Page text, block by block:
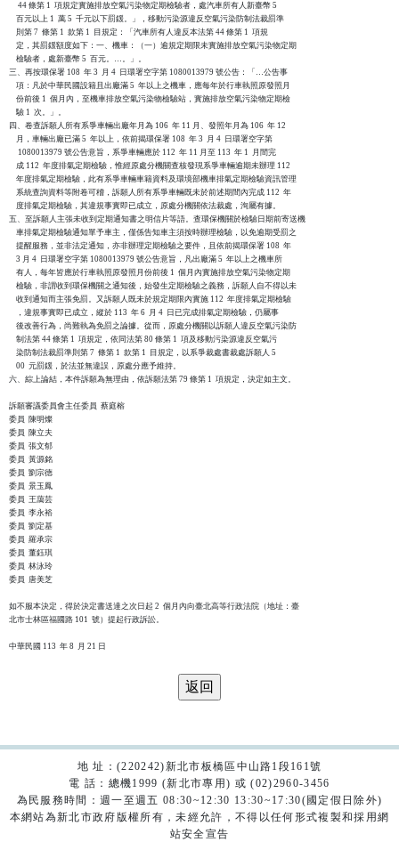
     44 條第 1  項規定實施排放空氣污染物定期檢驗者，處汽車所有人新臺幣 5
    百元以上 1  萬 5  千元以下罰鍰。」，移動污染源違反空氣污染防制法裁罰準
    則第 7  條第 1  款第 1  目規定：「汽車所有人違反本法第 44 條第 1  項規
    定，其罰鍰額度如下：一、機車：（一）逾規定期限未實施排放空氣污染物定期
    檢驗者，處新臺幣 5  百元。…。」。
三、再按環保署 108  年 3  月 4  日環署空字第 1080013979 號公告：「…公告事
    項：凡於中華民國設籍且出廠滿 5  年以上之機車，應每年於行車執照原發照月
    份前後 1  個月內，至機車排放空氣污染物檢驗站，實施排放空氣污染物定期檢
    驗 1  次。」。
四、卷查訴願人所有系爭車輛出廠年月為 106  年 11 月、發照年月為 106  年 12
    月，車輛出廠已滿 5  年以上，依前揭環保署 108  年 3  月 4  日環署空字第
     1080013979 號公告意旨，系爭車輛應於 112  年 11 月至 113  年 1  月間完
    成 112  年度排氣定期檢驗，惟經原處分機關查核發現系爭車輛逾期未辦理 112
    年度排氣定期檢驗，此有系爭車輛車籍資料及環境部機車排氣定期檢驗資訊管理
    系統查詢資料等附卷可稽，訴願人所有系爭車輛既未於前述期間內完成 112  年
    度排氣定期檢驗，其違規事實即已成立，原處分機關依法裁處，洵屬有據。
五、至訴願人主張未收到定期通知書之明信片等語。查環保機關於檢驗日期前寄送機
    車排氣定期檢驗通知單予車主，僅係告知車主須按時辦理檢驗，以免逾期受罰之
    提醒服務，並非法定通知，亦非辦理定期檢驗之要件，且依前揭環保署 108  年
    3 月 4  日環署空字第 1080013979 號公告意旨，凡出廠滿 5  年以上之機車所
    有人，每年皆應於行車執照原發照月份前後 1  個月內實施排放空氣污染物定期
    檢驗，非謂收到環保機關之通知後，始發生定期檢驗之義務，訴願人自不得以未
    收到通知而主張免罰。又訴願人既未於規定期限內實施 112  年度排氣定期檢驗
    ，違規事實即已成立，縱於 113  年 6  月 4  日已完成排氣定期檢驗，仍屬事
    後改善行為，尚難執為免罰之論據。從而，原處分機關以訴願人違反空氣污染防
    制法第 44 條第 1  項規定，依同法第 80 條第 1  項及移動污染源違反空氣污
    染防制法裁罰準則第 7  條第 1  款第 1  目規定，以系爭裁處書裁處訴願人 5
    00  元罰鍰，於法並無違誤，原處分應予維持。
六、綜上論結，本件訴願為無理由，依訴願法第 79 條第 1  項規定，決定如主文。
訴願審議委員會主任委員  蔡庭榕
委員  陳明燦
委員  陳立夫
委員  張文郁
委員  黃源銘
委員  劉宗德
委員  景玉鳳
委員  王藹芸
委員  李永裕
委員  劉定基
委員  羅承宗
委員  董鈺琪
委員  林泳玲
委員  唐美芝
如不服本決定，得於決定書送達之次日起 2  個月內向臺北高等行政法院（地址：臺
北市士林區福國路 101  號）提起行政訴訟。
地 址：(220242)新北市板橋區中山路1段161號
電 話：總機1999 (新北市專用) 或 (02)2960-3456
為民服務時間：週一至週五 08:30~12:30 13:30~17:30(國定假日除外)
本網站為新北市政府版權所有，未經允許，不得以任何形式複製和採用網
站安全宣告